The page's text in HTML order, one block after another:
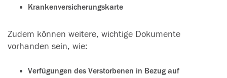
Krankenversicherungskarte
Zudem können weitere, wichtige Dokumente
vorhanden sein, wie:
Verfügungen des Verstorbenen in Bezug auf